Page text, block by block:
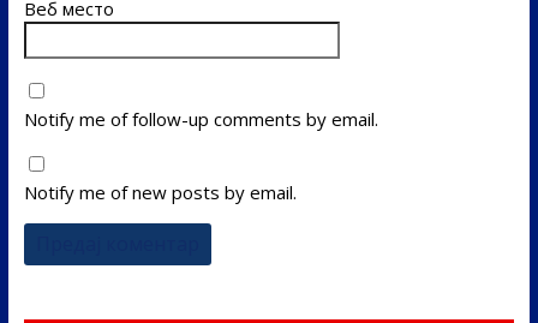
Веб место
Notify me of follow-up comments by email.
Notify me of new posts by email.